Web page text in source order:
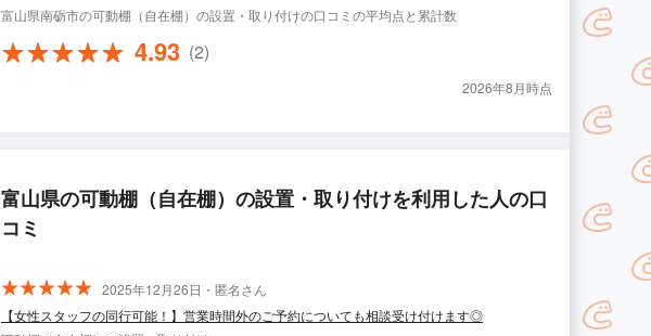
富山県南砺市の可動棚（自在棚）の設置・取り付けの口コミの平均点と累計数
4.93 (2)
2026年8月時点
富山県の可動棚（自在棚）の設置・取り付けを利用した人の口
コミ
2025年12月26日・匿名さん
【女性スタッフの同行可能！】営業時間外のご予約についても相談受け付けます◎